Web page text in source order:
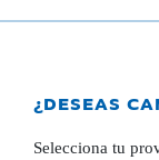
¿DESEAS
Selecciona tu